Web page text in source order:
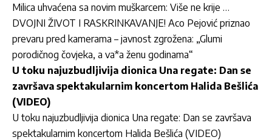
Milica uhvaćena sa novim muškarcem: Više ne krije …
DVOJNI ŽIVOT I RASKRINKAVANJE! Aco Pejović priznao
prevaru pred kamerama – javnost zgrožena: „Glumi
porodičnog čovjeka, a va*a ženu godinama“
U toku najuzbudljivija dionica Una regate: Dan se
završava spektakularnim koncertom Halida Bešlića
(VIDEO)
U toku najuzbudljivija dionica Una regate: Dan se završava
spektakularnim koncertom Halida Bešlića (VIDEO)